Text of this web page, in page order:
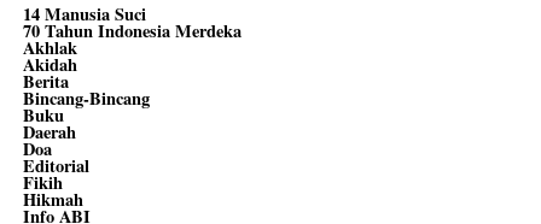
14 Manusia Suci
70 Tahun Indonesia Merdeka
Akhlak
Akidah
Berita
Bincang-Bincang
Buku
Daerah
Doa
Editorial
Fikih
Hikmah
Info ABI